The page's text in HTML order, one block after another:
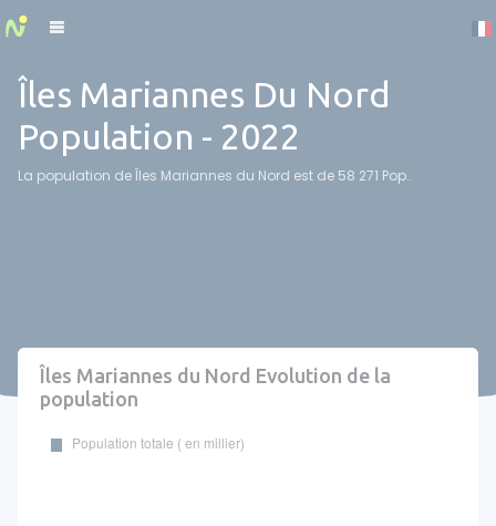
Îles Mariannes Du Nord
Population - 2022
La population de Îles Mariannes du Nord est de 58 271 Pop..
Îles Mariannes du Nord Evolution de la
population